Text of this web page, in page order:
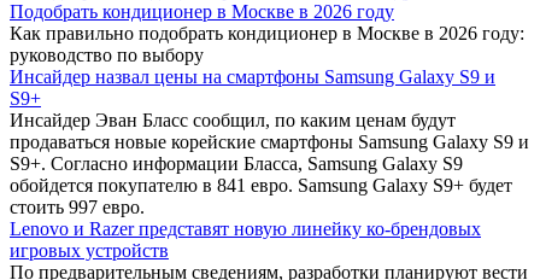
Подобрать кондиционер в Москве в 2026 году
Как правильно подобрать кондиционер в Москве в 2026 году:
руководство по выбору
Инсайдер назвал цены на смартфоны Samsung Galaxy S9 и
S9+
Инсайдер Эван Бласс сообщил, по каким ценам будут
продаваться новые корейские смартфоны Samsung Galaxy S9 и
S9+. Согласно информации Бласса, Samsung Galaxy S9
обойдется покупателю в 841 евро. Samsung Galaxy S9+ будет
стоить 997 евро.
Lenovo и Razer представят новую линейку ко-брендовых
игровых устройств
По предварительным сведениям, разработки планируют вести